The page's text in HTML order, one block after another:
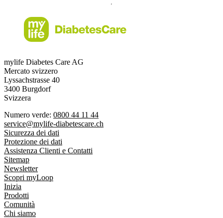
mylife Diabetes Care AG
Mercato svizzero
Lyssachstrasse 40
3400 Burgdorf
Svizzera
Numero verde: 0800 44 11 44
service@mylife-diabetescare.ch
Sicurezza dei dati
Protezione dei dati
Assistenza Clienti e Contatti
Sitemap
Newsletter
Scopri myLoop
Inizia
Prodotti
Comunità
Chi siamo